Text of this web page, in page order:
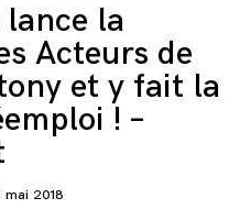
lance la
Acteurs de
et y fait la
! –
mai 2018